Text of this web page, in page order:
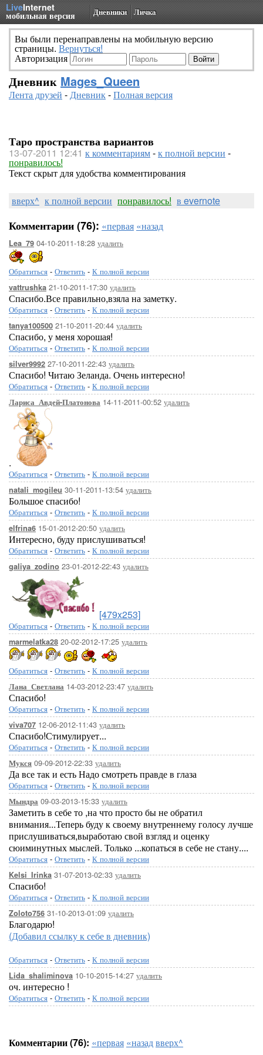
LiveInternet
мобильная версия Дневники Личка
Вы были перенаправлены на мобильную версию
страницы. Вернуться!
Авторизация
Дневник Mages_Queen
Лента друзей -Дневник-Полная версия
Таро пространства вариантов
13-07-2011 12:41 к комментариям-к полной версии -
понравилось!
Текст скрыт для удобства комментирования
вверх^ к полной версии понравилось! в evernote
Комментарии (76): «первая «назад
Lea_79 04-10-2011-18:28 удалить
Обратиться - Ответить - К полной версии
vattrushka 21-10-2011-17:30 удалить
Спасибо.Все правильно,взяла на заметку.
Обратиться - Ответить - К полной версии
tanya100500 21-10-2011-20:44 удалить
Спасибо, у меня хорошая!
Обратиться - Ответить - К полной версии
silver9992 27-10-2011-22:43 удалить
Спасибо! Читаю Зеланда. Очень интересно!
Обратиться - Ответить - К полной версии
Лариса_Авдей-Платонова 14-11-2011-00:52 удалить
.
Обратиться - Ответить - К полной версии
natali_mogileu 30-11-2011-13:54 удалить
Большое спасибо!
Обратиться - Ответить - К полной версии
elfrina6 15-01-2012-20:50 удалить
Интересно, буду прислушиваться!
Обратиться - Ответить - К полной версии
galiya_zodino 23-01-2012-22:43 удалить
[479x253]
Обратиться - Ответить - К полной версии
marmelatka28 20-02-2012-17:25 удалить
Обратиться - Ответить - К полной версии
Лана_Светлана 14-03-2012-23:47 удалить
Спасибо!
Обратиться - Ответить - К полной версии
viva707 12-06-2012-11:43 удалить
Спасибо!Стимулирует...
Обратиться - Ответить - К полной версии
Мукся 09-09-2012-22:33 удалить
Да все так и есть Надо смотреть правде в глаза
Обратиться - Ответить - К полной версии
Мындра 09-03-2013-15:33 удалить
Заметить в себе то ,на что просто бы не обратил
внимания...Теперь буду к своему внутреннему голосу лучше
прислушиваться,выработаю свой взгляд и оценку
сюиминутных мыслей. Только ...копаться в себе не стану....
Обратиться - Ответить - К полной версии
Kelsi_Irinka 31-07-2013-02:33 удалить
Спасибо!
Обратиться - Ответить - К полной версии
Zoloto756 31-10-2013-01:09 удалить
Благодарю!
(Добавил ссылку к себе в дневник)
Обратиться - Ответить - К полной версии
Lida_shaliminova 10-10-2015-14:27 удалить
оч. интересно !
Обратиться - Ответить - К полной версии
Комментарии (76): «первая «назадвверх^